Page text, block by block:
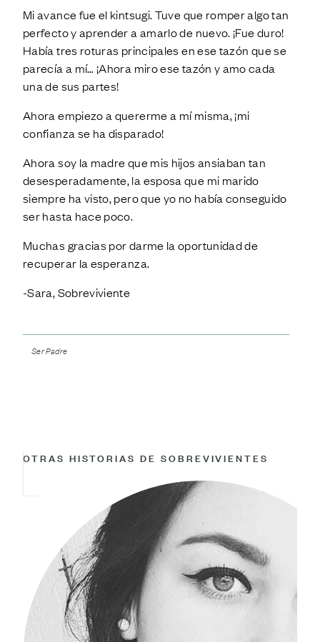
Mi avance fue el kintsugi. Tuve que romper algo tan
perfecto y aprender a amarlo de nuevo. ¡Fue duro!
Había tres roturas principales en ese tazón que se
parecía a mí… ¡Ahora miro ese tazón y amo cada
una de sus partes!
Ahora empiezo a quererme a mí misma, ¡mi
confianza se ha disparado!
Ahora soy la madre que mis hijos ansiaban tan
desesperadamente, la esposa que mi marido
siempre ha visto, pero que yo no había conseguido
ser hasta hace poco.
Muchas gracias por darme la oportunidad de
recuperar la esperanza.
-Sara, Sobreviviente
Ser Padre
OTRAS HISTORIAS DE SOBREVIVIENTES